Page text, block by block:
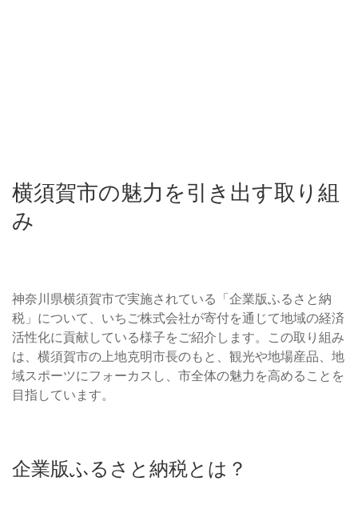
横須賀市の魅力を引き出す取り組
み
神奈川県横須賀市で実施されている「企業版ふるさと納
税」について、いちご株式会社が寄付を通じて地域の経済
活性化に貢献している様子をご紹介します。この取り組み
は、横須賀市の上地克明市長のもと、観光や地場産品、地
域スポーツにフォーカスし、市全体の魅力を高めることを
目指しています。
企業版ふるさと納税とは？